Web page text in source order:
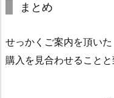
まとめ
せっかくご案内を頂い
購入を見合わせることと